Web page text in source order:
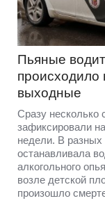
Пьяные
происходило
выходные
Сразу несколько
зафиксировали
недели. В разных
останавливала
алкогольного
возле детской
произошло